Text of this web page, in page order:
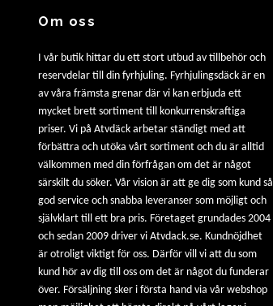
Om oss
I vår butik hittar du ett stort utbud av tillbehör och
reservdelar till din fyrhjuling. Fyrhjulingsdäck är en
av våra främsta grenar där vi kan erbjuda ett
mycket brett sortiment till konkurrenskraftiga
priser. Vi på Atvdäck arbetar ständigt med att
förbättra och utöka vårt sortiment och du är alltid
välkommen med din förfrågan om det är något
särskilt du söker. Vår vision är att ge dig som kund så
god service och snabba leveranser som möjligt och
självklart till ett bra pris. Företaget grundades 2004
och sedan 2009 driver vi Atvdack.se. Kundnöjdhet
är otroligt viktigt för oss. Därför vill vi att du som
kund hör av dig till oss om det är något du funderar
över. Försäljning sker i första hand via vår webshop